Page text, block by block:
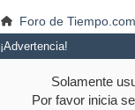
Foro de Tiempo.com
¡Advertencia!
Solamente
Por favor inicia